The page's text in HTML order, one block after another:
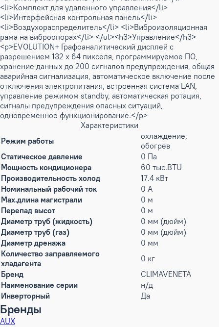
<li>Комплект для удаленного управления</li>
<li>Интерфейсная контрольная панель</li>
<li>Воздухораспределитель</li> <li>Виброизоляционная
рама на виброопорах</li> </ul><h3>Управление</h3>
<p>EVOLUTION+ Графоаналитический дисплей с
разрешением 132 х 64 пикселя, программируемое ПО,
хранение данных до 200 сигналов предупреждения, общая
аварийная сигнализация, автоматическое включение после
отключения электропитания, встроенная система LAN,
управление режимом standby, автоматическая ротация,
сигналы предупреждения опасных ситуаций,
одновременное функционирование.</p>
Характеристики
Режим работы
охлаждение,
обогрев
Статическое давление
0 Па
Мощность кондиционера
60 тыс.BTU
Производительность холод
17.4 кВт
Номинальный рабочий ток
0 А
Max.длина магистрали
0 м
Перепад высот
0 м
Диаметр труб (жидкость)
0 мм (дюйм)
Диаметр труб (газ)
0 мм (дюйм)
Диаметр дренажа
0 мм
Количество заправляемого
хладагента
0 кг
Бренд
CLIMAVENETA
Наименование серии
н/д
Инверторный
Да
Бренды
AUX